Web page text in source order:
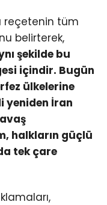
reçetenin tüm
belirterek,
şekilde bu
içindir. Bugün
ülkelerine
yeniden İran
halkların güçlü
tek çare